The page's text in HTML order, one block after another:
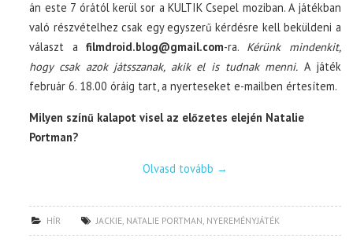
án este 7 órától kerül sor a KULTIK Csepel moziban. A játékban
való részvételhez csak egy egyszerű kérdésre kell beküldeni a
választ a filmdroid.blog@gmail.com-ra. Kérünk mindenkit,
hogy csak azok játsszanak, akik el is tudnak menni. A játék
február 6. 18.00 óráig tart, a nyerteseket e-mailben értesítem.
Milyen színű kalapot visel az előzetes elején Natalie
Portman?
Olvasd tovább →
HÍR JACKIE, NATALIE PORTMAN, NYEREMÉNYJÁTÉK